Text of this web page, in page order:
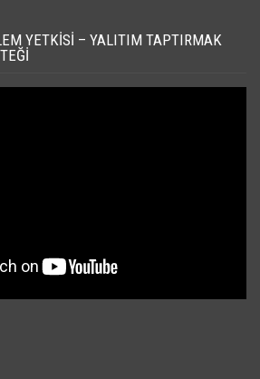
YETKISI – YALITIM TAPTIRMAK